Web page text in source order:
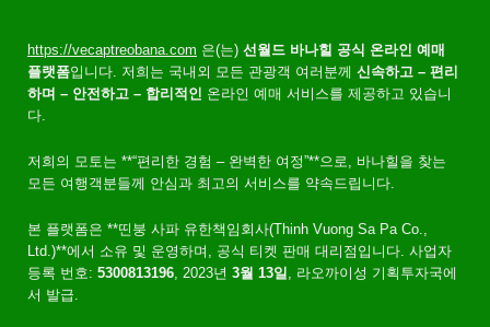
https://vecaptreobana.com 은(는) 선월드 바나힐 공식 온라인 예매
플랫폼입니다. 저희는 국내외 모든 관광객 여러분께 신속하고 – 편리
하며 – 안전하고 – 합리적인 온라인 예매 서비스를 제공하고 있습니
다.
저희의 모토는 **“편리한 경험 – 완벽한 여정”**으로, 바나힐을 찾는
모든 여행객분들께 안심과 최고의 서비스를 약속드립니다.
본 플랫폼은 **띤붕 사파 유한책임회사(Thinh Vuong Sa Pa Co.,
Ltd.)**에서 소유 및 운영하며, 공식 티켓 판매 대리점입니다. 사업자
등록 번호: 5300813196 , 2023년 3월 13일
, 라오까이성 기획투자국에
서 발급.